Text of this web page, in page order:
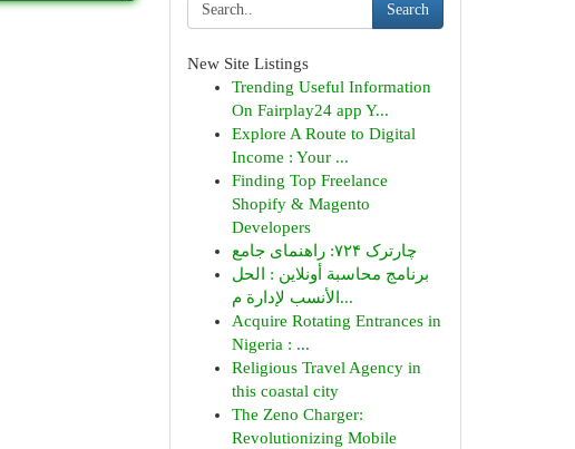
Search
New Site Listings
Trending Useful Information
On Fairplay24 app Y...
Explore A Route to Digital
Income : Your ...
Finding Top Freelance
Shopify & Magento
Developers
چارترک ۷۲۴: راهنمای جامع
برنامج محاسبة أونلاين : الحل
الأنسب لإدارة م...
Acquire Rotating Entrances in
Nigeria : ...
Religious Travel Agency in
this coastal city
The Zeno Charger:
Revolutionizing Mobile